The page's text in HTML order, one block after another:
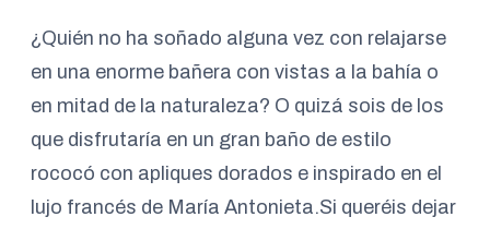
¿Quién no ha soñado alguna vez con relajarse
en una enorme bañera con vistas a la bahía o
en mitad de la naturaleza? O quizá sois de los
que disfrutaría en un gran baño de estilo
rococó con apliques dorados e inspirado en el
lujo francés de María Antonieta.Si queréis dejar